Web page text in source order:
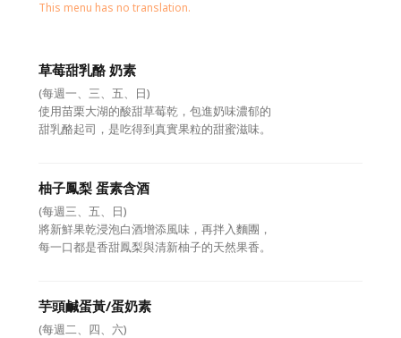
This menu has no translation.
草莓甜乳酪 奶素
(每週一、三、五、日)
使用苗栗大湖的酸甜草莓乾，包進奶味濃郁的
甜乳酪起司，是吃得到真實果粒的甜蜜滋味。
柚子鳳梨 蛋素含酒
(每週三、五、日)
將新鮮果乾浸泡白酒增添風味，再拌入麵團，
每一口都是香甜鳳梨與清新柚子的天然果香。
芋頭鹹蛋黃/蛋奶素
(每週二、四、六)